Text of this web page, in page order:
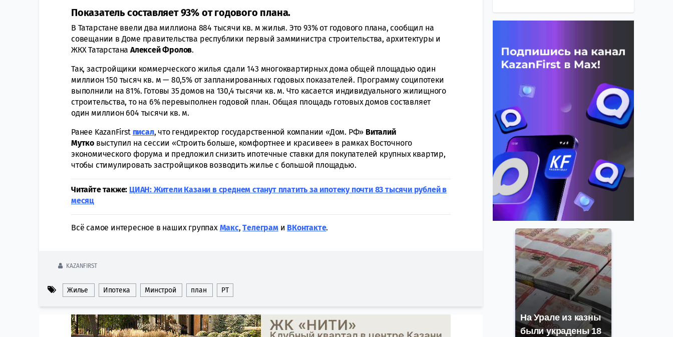
Показатель составляет 93% от годового плана.
В Татарстане ввели два миллиона 884 тысячи кв. м жилья. Это 93% от годового плана, сообщил на
совещании в Доме правительства республики первый замминистра строительства, архитектуры и
ЖКХ ТатарстанаАлексей Фролов.
Так, застройщики коммерческого жилья сдали 143 многоквартирных дома общей площадью один
миллион 150 тысяч кв. м — 80,5% от запланированных годовых показателей. Программу соципотеки
выполнили на 81%. Готовы 35 домов на 130,4 тысячи кв. м. Что касается индивидуального жилищного
строительства, то на 6% перевыполнен годовой план. Общая площадь готовых домов составляет
один миллион 604 тысячи кв. м.
Ранее KazanFirst писал, что гендиректор государственной компании «Дом. РФ» Виталий
Мутко выступил на сессии «Строить больше, комфортнее и красивее» в рамках Восточного
экономического форума и предложил снизить ипотечные ставки для покупателей крупных квартир,
чтобы стимулировать застройщиков возводить жилье с большой площадью.
Читайте также: ЦИАН: Жители Казани в среднем станут платить за ипотеку почти 83 тысячи рублей в
месяц
Всё самое интересное в наших группах Макс,Tелеграми ВКонтакте.
KAZANFIRST
Жилье Ипотека Минстрой план РТ
На Урале из казны
были украдены 18